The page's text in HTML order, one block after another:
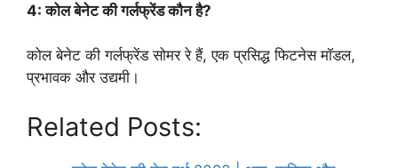
4: कोल बेनेट की गर्लफ्रेंड कौन है?
कोल बेनेट की गर्लफ्रेंड सोमर रे हैं, एक प्रसिद्ध फिटनेस मॉडल,
प्रभावक और उद्यमी।
Related Posts: